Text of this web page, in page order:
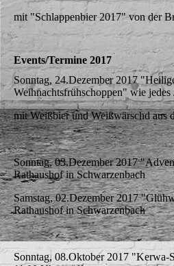
mit "Schlappenbier 2017" von der
Events/Termine 2017
Sonntag, 24.Dezember 2017
Weihnachtsfrühschoppen" wie jedes
mit Weißbier und Weißwärschd aus
Sonntag, 03.Dezember 2017
Rathaushof in Schwarzenbach
Samstag, 02.Dezember 2017
Rathaushof in Schwarzenbach
Sonntag, 08.Oktober 2017 "Kerwa-